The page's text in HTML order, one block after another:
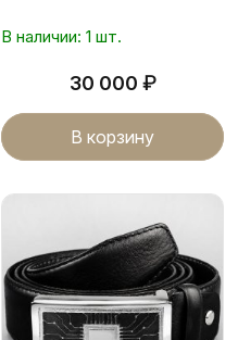
В наличии: 1 шт.
30 000 ₽
В корзину